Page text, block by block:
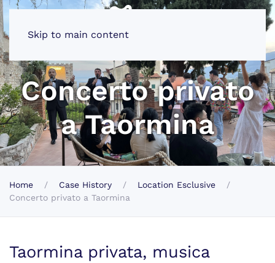
Skip to main content
Concerto privato
a Taormina
Home Case History
Location Esclusive
Concerto privato a Taormina
Taormina privata, musica